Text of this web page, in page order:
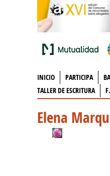
INICIO PARTICIPA
TALLER DE ESCRITURA
Elena